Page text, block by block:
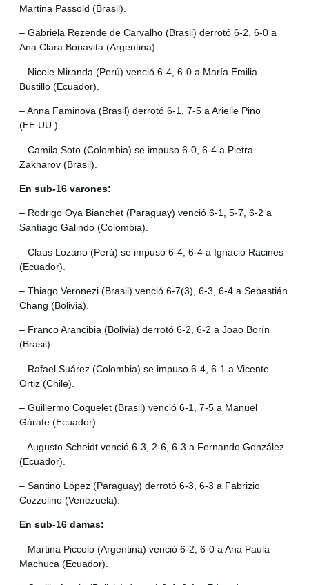
Martina Passold (Brasil).
– Gabriela Rezende de Carvalho (Brasil) derrotó 6-2, 6-0 a
Ana Clara Bonavita (Argentina).
– Nicole Miranda (Perú) venció 6-4, 6-0 a María Emilia
Bustillo (Ecuador).
– Anna Faminova (Brasil) derrotó 6-1, 7-5 a Arielle Pino
(EE.UU.).
– Camila Soto (Colombia) se impuso 6-0, 6-4 a Pietra
Zakharov (Brasil).
En sub-16 varones:
– Rodrigo Oya Bianchet (Paraguay) venció 6-1, 5-7, 6-2 a
Santiago Galindo (Colombia).
– Claus Lozano (Perú) se impuso 6-4, 6-4 a Ignacio Racines
(Ecuador).
– Thiago Veronezi (Brasil) venció 6-7(3), 6-3, 6-4 a Sebastián
Chang (Bolivia).
– Franco Arancibia (Bolivia) derrotó 6-2, 6-2 a Joao Borín
(Brasil).
– Rafael Suárez (Colombia) se impuso 6-4, 6-1 a Vicente
Ortiz (Chile).
– Guillermo Coquelet (Brasil) venció 6-1, 7-5 a Manuel
Gárate (Ecuador).
– Augusto Scheidt venció 6-3, 2-6, 6-3 a Fernando González
(Ecuador).
– Santino López (Paraguay) derrotó 6-3, 6-3 a Fabrizio
Cozzolino (Venezuela).
En sub-16 damas:
– Martina Piccolo (Argentina) venció 6-2, 6-0 a Ana Paula
Machuca (Ecuador).